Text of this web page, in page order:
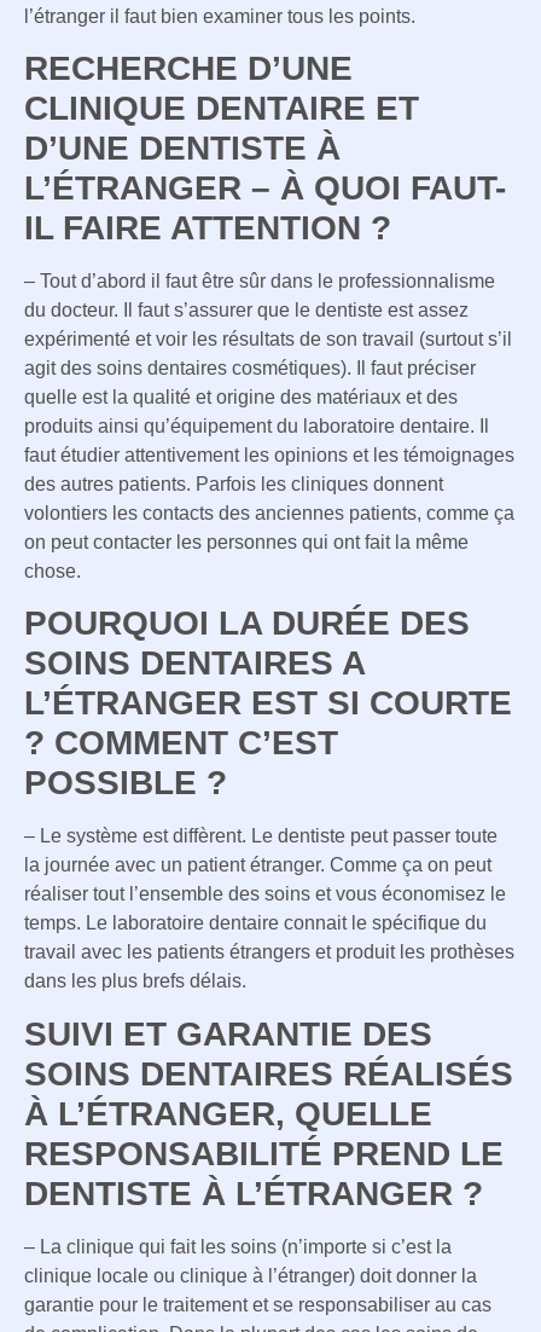
l’étranger il faut bien examiner tous les points.
RECHERCHE D’UNE
CLINIQUE DENTAIRE ET
D’UNE DENTISTE À
L’ÉTRANGER – À QUOI FAUT-
IL FAIRE ATTENTION ?
– Tout d’abord il faut être sûr dans le professionnalisme
du docteur. Il faut s’assurer que le dentiste est assez
expérimenté et voir les résultats de son travail (surtout s’il
agit des soins dentaires cosmétiques). Il faut préciser
quelle est la qualité et origine des matériaux et des
produits ainsi qu’équipement du laboratoire dentaire. Il
faut étudier attentivement les opinions et les témoignages
des autres patients. Parfois les cliniques donnent
volontiers les contacts des anciennes patients, comme ça
on peut contacter les personnes qui ont fait la même
chose.
POURQUOI LA DURÉE DES
SOINS DENTAIRES A
L’ÉTRANGER EST SI COURTE
? COMMENT C’EST
POSSIBLE ?
– Le système est diffèrent. Le dentiste peut passer toute
la journée avec un patient étranger. Comme ça on peut
réaliser tout l’ensemble des soins et vous économisez le
temps. Le laboratoire dentaire connait le spécifique du
travail avec les patients étrangers et produit les prothèses
dans les plus brefs délais.
SUIVI ET GARANTIE DES
SOINS DENTAIRES RÉALISÉS
À L’ÉTRANGER, QUELLE
RESPONSABILITÉ PREND LE
DENTISTE À L’ÉTRANGER ?
– La clinique qui fait les soins (n’importe si c’est la
clinique locale ou clinique à l’étranger) doit donner la
garantie pour le traitement et se responsabiliser au cas